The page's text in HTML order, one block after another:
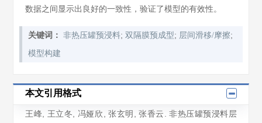
数据之间显示出良好的一致性，验证了模型的有效性。
关键词： 非热压罐预浸料;双隔膜预成型; 层间滑移/摩擦;
模型构建
本文引用格式
王峰 王立冬 冯娅欣 ,张玄明 ,张香云
. 非热压罐预浸料层